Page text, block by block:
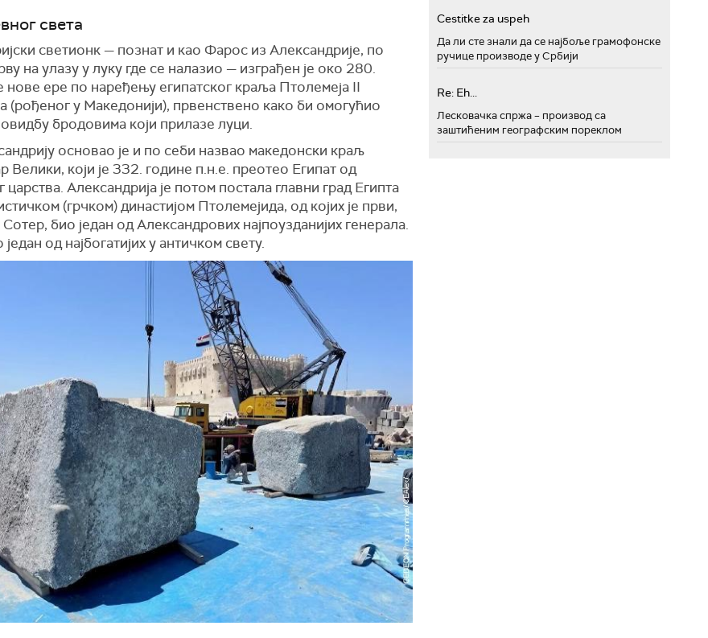
света
светионк — познат и као Фарос из Александрије, по
на улазу у луку где се налазио — изграђен је око 280.
нове ере по наређењу египатског краља Птолемеја II
(рођеног у Македонији), првенствено како би омогућио
бродовима који прилазе луци.
основао је и по себи назвао македонски краљ
Велики, који је 332. године п.н.е. преотео Египат од
царства. Александрија је потом постала главни град Египта
(грчком) династијом Птолемејида, од којих је први,
био један од Александрових најпоузданијих генерала.
један од најбогатијих у античком свету.
Cestitke za uspeh
Да ли сте знали да се најбоље грамофонске
ручице производе у Србији
Re: Eh...
Лесковачка спржа – производ са
заштићеним географским пореклом